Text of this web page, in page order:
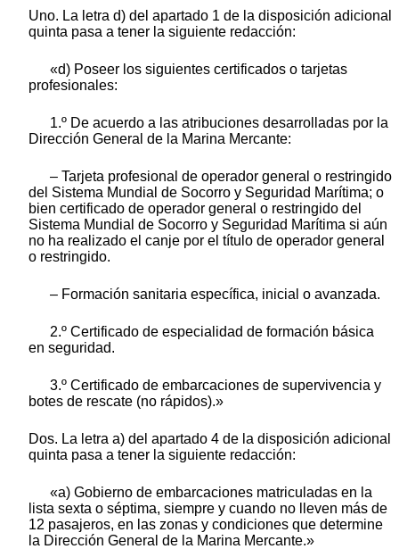
Uno. La letra d) del apartado 1 de la disposición adicional
quinta pasa a tener la siguiente redacción:
«d) Poseer los siguientes certificados o tarjetas
profesionales:
1.º De acuerdo a las atribuciones desarrolladas por la
Dirección General de la Marina Mercante:
– Tarjeta profesional de operador general o restringido
del Sistema Mundial de Socorro y Seguridad Marítima; o
bien certificado de operador general o restringido del
Sistema Mundial de Socorro y Seguridad Marítima si aún
no ha realizado el canje por el título de operador general
o restringido.
– Formación sanitaria específica, inicial o avanzada.
2.º Certificado de especialidad de formación básica
en seguridad.
3.º Certificado de embarcaciones de supervivencia y
botes de rescate (no rápidos).»
Dos. La letra a) del apartado 4 de la disposición adicional
quinta pasa a tener la siguiente redacción:
«a) Gobierno de embarcaciones matriculadas en la
lista sexta o séptima, siempre y cuando no lleven más de
12 pasajeros, en las zonas y condiciones que determine
la Dirección General de la Marina Mercante.»